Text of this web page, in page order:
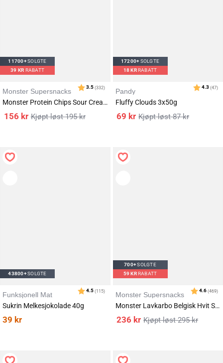
Karakter:
4.2(41)av 5 mulige
11700+SOLGTE
39 KR RABATT
Monster Supersnacks
Monster Protein Chips Sour Cream & Onion 5x50g
195kr
156 kr
17200+SOLGTE
18KRRABATT
Pandy
Fluffy Clouds 3x50g
87kr
69 kr
43800+SOLGTE
Funksjonell Mat
Sukrin Melkesjokolade 40g
39 kr
700+SOLGTE
59KRRABATT
Monster Supersnacks
Monster Lavkarbo Belgisk Hvit Sjokolade 5x85g
295kr
236 kr